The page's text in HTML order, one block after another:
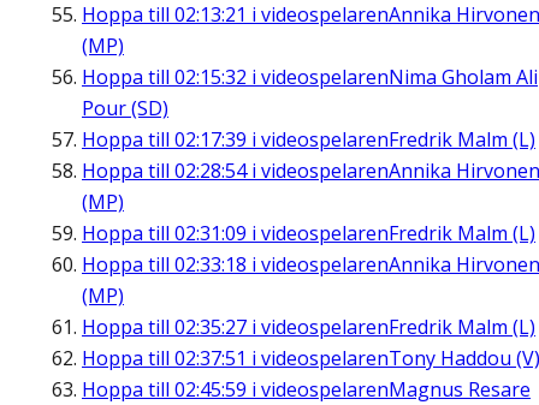
Hoppa till 02:13:21 i videospelarenAnnika Hirvonen
(MP)
Hoppa till 02:15:32 i videospelarenNima Gholam Ali
Pour (SD)
Hoppa till 02:17:39 i videospelarenFredrik Malm (L)
Hoppa till 02:28:54i videospelarenAnnika Hirvonen
(MP)
Hoppa till 02:31:09 i videospelarenFredrik Malm (L)
Hoppa till 02:33:18 i videospelarenAnnika Hirvonen
(MP)
Hoppa till 02:35:27 i videospelarenFredrik Malm (L)
Hoppa till 02:37:51 i videospelarenTony Haddou (V)
Hoppa till 02:45:59 i videospelarenMagnus Resare